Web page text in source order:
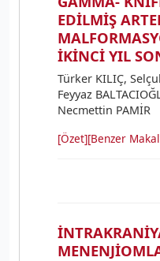
EDİLMİŞ
İKİNCİ YIL
Türker KILIÇ,
Feyyaz
Necmettin PAMİR
[Özet][Benzer